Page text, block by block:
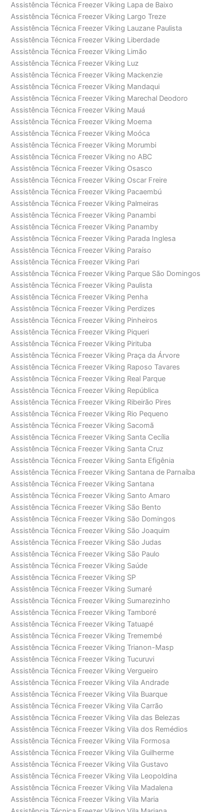
Assistência Técnica Freezer Viking Lapa de Baixo
Assistência Técnica Freezer Viking Largo Treze
Assistência Técnica Freezer Viking Lauzane Paulista
Assistência Técnica Freezer Viking Liberdade
Assistência Técnica Freezer Viking Limão
Assistência Técnica Freezer Viking Luz
Assistência Técnica Freezer Viking Mackenzie
Assistência Técnica Freezer Viking Mandaqui
Assistência Técnica Freezer Viking Marechal Deodoro
Assistência Técnica Freezer Viking Mauá
Assistência Técnica Freezer Viking Moema
Assistência Técnica Freezer Viking Moóca
Assistência Técnica Freezer Viking Morumbi
Assistência Técnica Freezer Viking no ABC
Assistência Técnica Freezer Viking Osasco
Assistência Técnica Freezer Viking Oscar Freire
Assistência Técnica Freezer Viking Pacaembú
Assistência Técnica Freezer Viking Palmeiras
Assistência Técnica Freezer Viking Panambi
Assistência Técnica Freezer Viking Panamby
Assistência Técnica Freezer Viking Parada Inglesa
Assistência Técnica Freezer Viking Paraíso
Assistência Técnica Freezer Viking Pari
Assistência Técnica Freezer Viking Parque São Domingos
Assistência Técnica Freezer Viking Paulista
Assistência Técnica Freezer Viking Penha
Assistência Técnica Freezer Viking Perdizes
Assistência Técnica Freezer Viking Pinheiros
Assistência Técnica Freezer Viking Piqueri
Assistência Técnica Freezer Viking Pirituba
Assistência Técnica Freezer Viking Praça da Árvore
Assistência Técnica Freezer Viking Raposo Tavares
Assistência Técnica Freezer Viking Real Parque
Assistência Técnica Freezer Viking República
Assistência Técnica Freezer Viking Ribeirão Pires
Assistência Técnica Freezer Viking Rio Pequeno
Assistência Técnica Freezer Viking Sacomã
Assistência Técnica Freezer Viking Santa Cecília
Assistência Técnica Freezer Viking Santa Cruz
Assistência Técnica Freezer Viking Santa Efigênia
Assistência Técnica Freezer Viking Santana de Parnaíba
Assistência Técnica Freezer Viking Santana
Assistência Técnica Freezer Viking Santo Amaro
Assistência Técnica Freezer Viking São Bento
Assistência Técnica Freezer Viking São Domingos
Assistência Técnica Freezer Viking São Joaquim
Assistência Técnica Freezer Viking São Judas
Assistência Técnica Freezer Viking São Paulo
Assistência Técnica Freezer Viking Saúde
Assistência Técnica Freezer Viking SP
Assistência Técnica Freezer Viking Sumaré
Assistência Técnica Freezer Viking Sumarezinho
Assistência Técnica Freezer Viking Tamboré
Assistência Técnica Freezer Viking Tatuapé
Assistência Técnica Freezer Viking Tremembé
Assistência Técnica Freezer Viking Trianon-Masp
Assistência Técnica Freezer Viking Tucuruvi
Assistência Técnica Freezer Viking Vergueiro
Assistência Técnica Freezer Viking Vila Andrade
Assistência Técnica Freezer Viking Vila Buarque
Assistência Técnica Freezer Viking Vila Carrão
Assistência Técnica Freezer Viking Vila das Belezas
Assistência Técnica Freezer Viking Vila dos Remédios
Assistência Técnica Freezer Viking Vila Formosa
Assistência Técnica Freezer Viking Vila Guilherme
Assistência Técnica Freezer Viking Vila Gustavo
Assistência Técnica Freezer Viking Vila Leopoldina
Assistência Técnica Freezer Viking Vila Madalena
Assistência Técnica Freezer Viking Vila Maria